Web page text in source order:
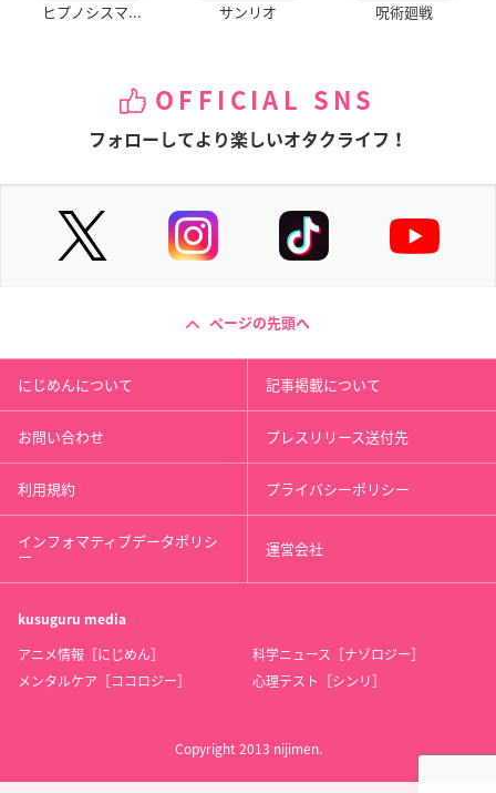
ヒプノシスマ... サンリオ 呪術廻戦
OFFICIAL SNS
フォローしてより楽しいオタクライフ！
ページの先頭へ
にじめんについて 記事掲載について
お問い合わせ プレスリリース送付先
利用規約 プライバシーポリシー
インフォマティブデータポリシ
ー 運営会社
kusuguru media
アニメ情報［にじめん］
科学ニュース［ナゾロジー］
メンタルケア［ココロジー］
心理テスト［シンリ］
Copyright 2013 nijimen.